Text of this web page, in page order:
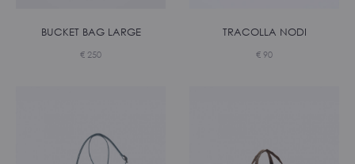
BUCKET BAG LARGE
€ 250
TRACOLLA NODI
€ 90